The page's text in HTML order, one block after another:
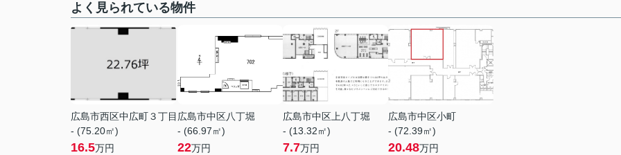
よく見られている物件
広島市西区中広町３丁目
- (75.20㎡)
16.5万円
広島市中区八丁堀
- (66.97㎡)
22万円
広島市中区上八丁堀
- (13.32㎡)
7.7万円
広島市中区小町
- (72.39㎡)
20.48万円